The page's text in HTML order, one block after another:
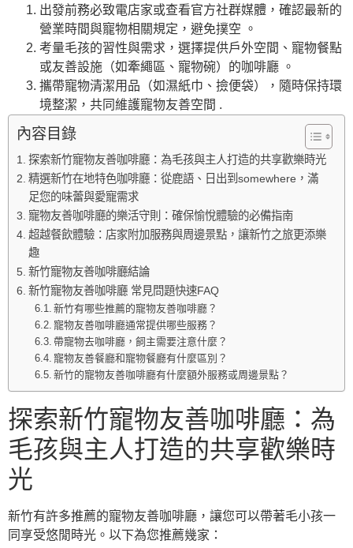
出發前務必致電店家或查看官方社群媒體，確認最新的
營業時間與寵物相關規定，避免撲空 。
考量毛孩的習性與需求，選擇提供戶外空間、寵物餐點
或友善設施（如牽繩區、寵物碗）的咖啡廳 。
攜帶寵物清潔用品（如濕紙巾、撿便袋），隨時保持環
境整潔，共同維護寵物友善空間 .
內容目錄
探索新竹寵物友善咖啡廳：為毛孩與主人打造的共享歡樂時光
精選新竹在地特色咖啡廳：從鹿語、日出到somewhere，滿
足您的味蕾與愛寵需求
寵物友善咖啡廳的樂活守則：確保愉悅體驗的必備指南
超越餐飲體驗：店家附加服務與周邊景點，讓新竹之旅更添樂
趣
新竹寵物友善咖啡廳結論
新竹寵物友善咖啡廳 常見問題快速FAQ
新竹有哪些推薦的寵物友善咖啡廳？
寵物友善咖啡廳通常提供哪些服務？
帶寵物去咖啡廳，飼主需要注意什麼？
寵物友善餐廳和寵物餐廳有什麼區別？
新竹的寵物友善咖啡廳有什麼額外服務或周邊景點？
探索新竹寵物友善咖啡廳：為
毛孩與主人打造的共享歡樂時
光
新竹有許多推薦的寵物友善咖啡廳，讓您可以帶著毛小孩一
同享受悠閒時光。以下為您推薦幾家：